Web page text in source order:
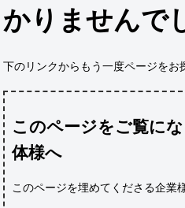
かりませんで
下のリンクからもう一度ページをお
このページをご覧に
体様へ
このページを埋めてくださる企業